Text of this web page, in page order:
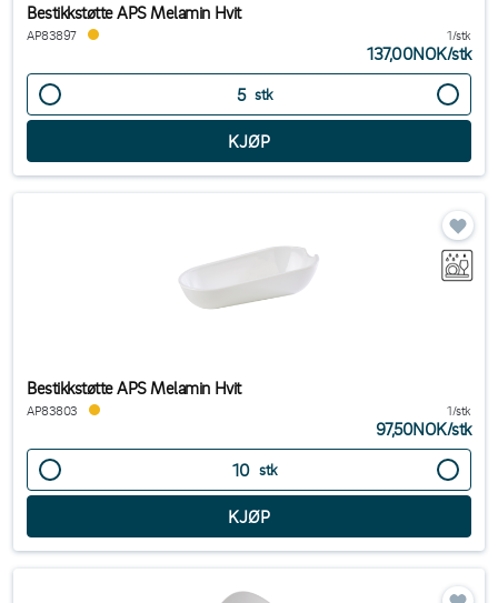
Bestikkstøtte APS Melamin Hvit
AP83897 1/stk
137,00NOK/stk
stk
Bestikkstøtte APS Melamin Hvit
AP83803 1/stk
97,50NOK/stk
stk